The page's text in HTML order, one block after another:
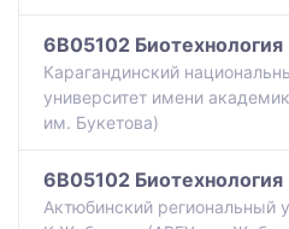
6B05102 Биотехнология
Карагандинский
университет имени
им. Букетова)
6B05102 Биотехнология
Актюбинский региональный